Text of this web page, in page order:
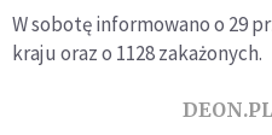
W sobotę informowano o 29
kraju oraz o 1128 zakażonych.